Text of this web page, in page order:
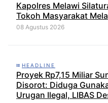
Kapolres Melawi
Tokoh Masyarakat
08 Agustus 2026
HEADLINE
Proyek Rp7,15 Miliar
Disorot: Diduga
Urugan Ilegal, LIBAS